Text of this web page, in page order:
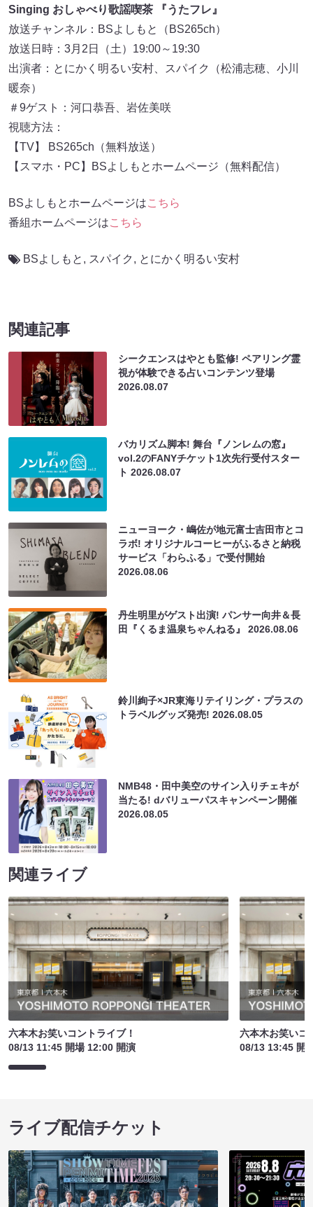
Singing おしゃべり歌謡喫茶 『うたフレ』
放送チャンネル：BSよしもと（BS265ch）
放送日時：3月2日（土）19:00～19:30
出演者：とにかく明るい安村、スパイク（松浦志穂、小川
暖奈）
＃9ゲスト：河口恭吾、岩佐美咲
視聴方法：
【TV】 BS265ch（無料放送）
【スマホ・PC】BSよしもとホームページ（無料配信）
BSよしもとホームページはこちら
番組ホームページはこちら
BSよしもと , スパイク , とにかく明るい安村
関連記事
シークエンスはやとも監修! ペアリング霊
視が体験できる占いコンテンツ登場
2026.08.07
バカリズム脚本! 舞台『ノンレムの窓』
vol.2のFANYチケット1次先行受付スター
ト2026.08.07
ニューヨーク・嶋佐が地元富士吉田市とコ
ラボ! オリジナルコーヒーがふるさと納税
サービス「わらふる」で受付開始
2026.08.06
丹生明里がゲスト出演! パンサー向井＆長
田『くるま温泉ちゃんねる』2026.08.06
鈴川絢子×JR東海リテイリング・プラスの
トラベルグッズ発売!2026.08.05
NMB48・田中美空のサイン入りチェキが
当たる! dバリューパスキャンペーン開催
2026.08.05
関連ライブ
六本木お笑いコントライブ！
08/13 11:45 開場 12:00 開演
六本木お笑いコ
08/13 13:45 開
ライブ配信チケット